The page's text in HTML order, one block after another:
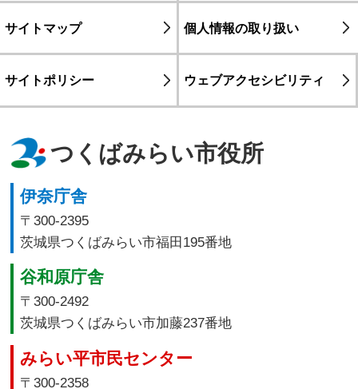
サイトマップ 個人情報の取り扱い
サイトポリシー ウェブアクセシビリティ
つくばみらい市役所
伊奈庁舎
〒300-2395
茨城県つくばみらい市福田195番地
谷和原庁舎
〒300-2492
茨城県つくばみらい市加藤237番地
みらい平市民センター
〒300-2358